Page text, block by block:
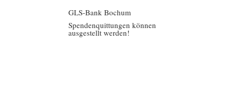
GLS-Bank Bochum
Spendenquittungen können
ausgestellt werden!